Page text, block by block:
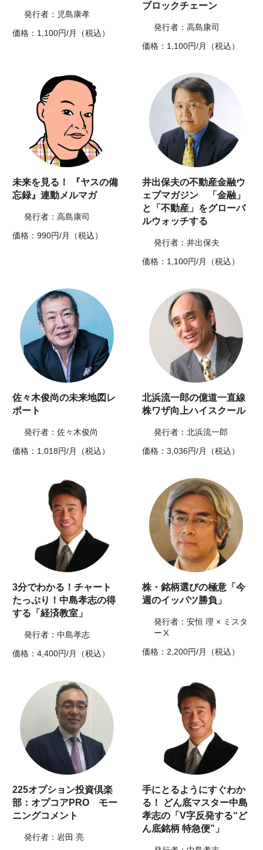
発行者：児島康孝
価格：1,100円/月（税込）
ブロックチェーン
発行者：高島康司
価格：1,100円/月（税込）
未来を見る！ 『ヤスの備
忘録』連動メルマガ
発行者：高島康司
価格：990円/月（税込）
井出保夫の不動産金融ウ
ェブマガジン 「金融」
と「不動産」をグローバ
ルウォッチする
発行者：井出保夫
価格：1,100円/月（税込）
佐々木俊尚の未来地図レ
ポート
発行者：佐々木俊尚
価格：1,018円/月（税込）
北浜流一郎の億道一直線
株ワザ向上ハイスクール
発行者：北浜流一郎
価格：3,036円/月（税込）
3分でわかる！チャート
たっぷり！中島孝志の得
する「経済教室」
発行者：中島孝志
価格：4,400円/月（税込）
株・銘柄選びの極意「今
週のイッパツ勝負」
発行者：安恒 理 × ミスタ
ーⅩ
価格：2,200円/月（税込）
225オプション投資倶楽
部：オプコアPRO モー
ニングコメント
発行者：岩田 亮
手にとるようにすぐわか
る！ どん底マスター中島
孝志の「V字反発する“ど
ん底銘柄 特急便”」